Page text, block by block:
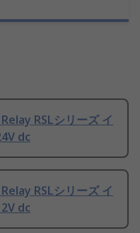
RSLシリーズ イ
dc
RSLシリーズ イ
dc